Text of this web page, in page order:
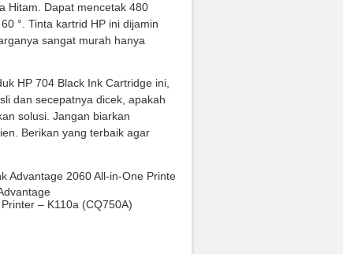
Hitam. Dapat mencetak 480
°. Tinta kartrid HP ini dijamin
sangat murah hanya
HP 704 Black Ink Cartridge ini,
dan secepatnya dicek, apakah
solusi. Jangan biarkan
Berikan yang terbaik agar
– K110a (CQ750A)